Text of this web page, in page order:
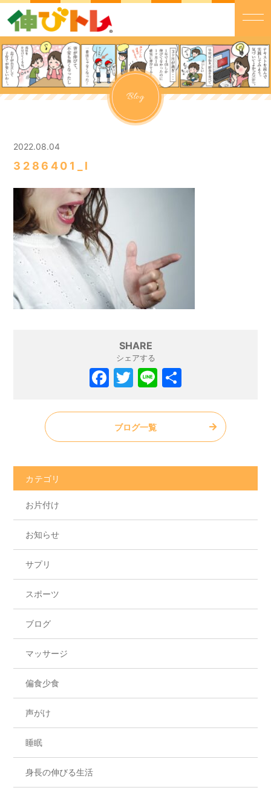
Blog
2022.08.04
3286401_l
SHARE
シェアする
ブログ一覧
カテゴリ
お片付け
お知らせ
サプリ
スポーツ
ブログ
マッサージ
偏食少食
声がけ
睡眠
身長の伸びる生活